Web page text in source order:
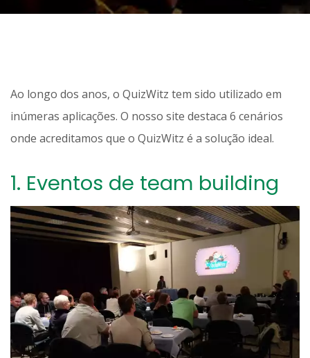
Ao longo dos anos, o QuizWitz tem sido utilizado em
inúmeras aplicações. O nosso site destaca 6 cenários
onde acreditamos que o QuizWitz é a solução ideal.
1. Eventos de team building